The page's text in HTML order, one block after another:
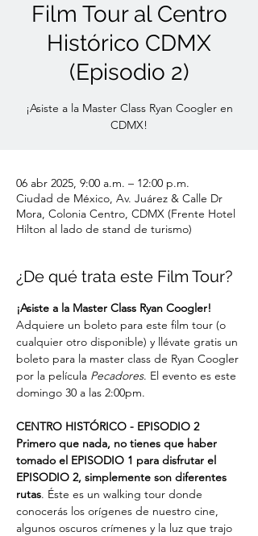
Film Tour al Centro
Histórico CDMX
(Episodio 2)
¡Asiste a la Master Class Ryan Coogler en
CDMX!
06 abr 2025, 9:00 a.m. – 12:00 p.m.
Ciudad de México, Av. Juárez & Calle Dr
Mora, Colonia Centro, CDMX (Frente Hotel
Hilton al lado de stand de turismo)
¿De qué trata este Film Tour?
¡Asiste a la Master Class Ryan Coogler!
Adquiere un boleto para este film tour (o
cualquier otro disponible) y llévate gratis un
boleto para la master class de Ryan Coogler
por la película Pecadores. El evento es este
domingo 30 a las 2:00pm.
CENTRO HISTÓRICO - EPISODIO 2
Primero que nada, no tienes que haber
tomado el EPISODIO 1 para disfrutar el
EPISODIO 2, simplemente son diferentes
rutas. Éste es un walking tour donde
conocerás los orígenes de nuestro cine,
algunos oscuros crímenes y la luz que trajo